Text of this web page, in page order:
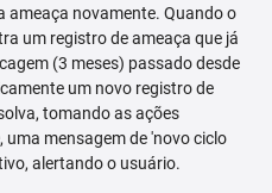
ameaça novamente. Quando o
um registro de ameaça que já
(3 meses) passado desde
um novo registro de
tomando as ações
mensagem de 'novo ciclo
alertando o usuário.